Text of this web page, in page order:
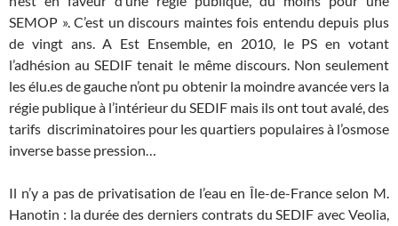
SEMOP ». C’est un discours maintes fois entendu depuis plus
de vingt ans. A Est Ensemble, en 2010, le PS en votant
l’adhésion au SEDIF tenait le même discours. Non seulement
les élu.es de gauche n’ont pu obtenir la moindre avancée vers la
régie publique à l’intérieur du SEDIF mais ils ont tout avalé, des
tarifs discriminatoires pour les quartiers populaires à l’osmose
inverse basse pression…
Il n’y a pas de privatisation de l’eau en Île-de-France selon M.
Hanotin : la durée des derniers contrats du SEDIF avec Veolia,